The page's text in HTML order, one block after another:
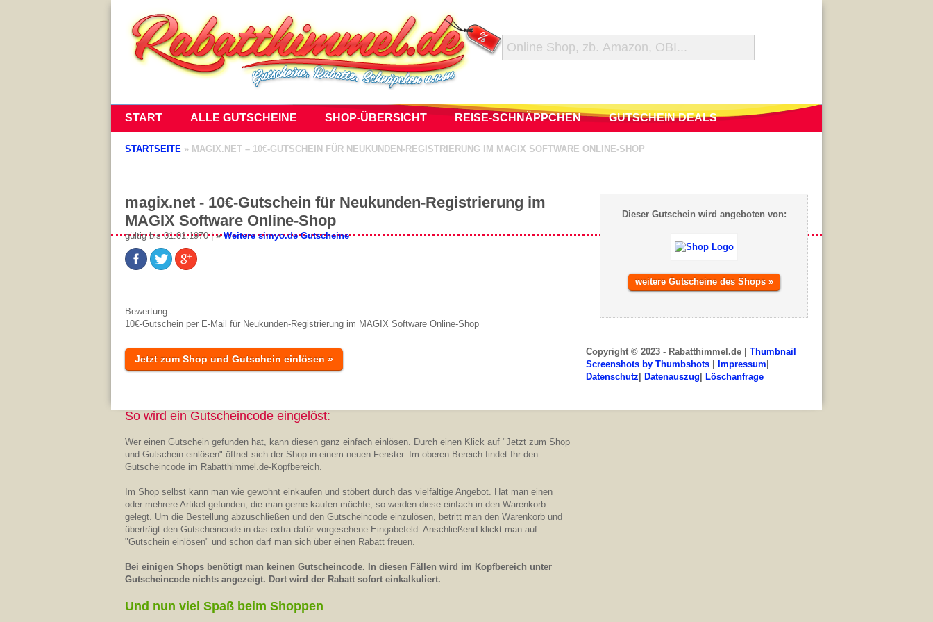
START ALLE GUTSCHEINE SHOP-ÜBERSICHT REISE-SCHNÄPPCHEN GUTSCHEIN DEALS
STARTSEITE » MAGIX.NET – 10€-GUTSCHEIN FÜR NEUKUNDEN-REGISTRIERUNG IM MAGIX SOFTWARE ONLINE-SHOP
magix.net - 10€-Gutschein für Neukunden-Registrierung im
MAGIX Software Online-Shop
gültig bis 01.01.1970 | »Weitere simyo.de Gutscheine
Bewertung
10€-Gutschein per E-Mail für Neukunden-Registrierung im MAGIX Software Online-Shop
Jetzt zum Shop und Gutschein einlösen »
So wird ein Gutscheincode eingelöst:
Wer einen Gutschein gefunden hat, kann diesen ganz einfach einlösen. Durch einen Klick auf "Jetzt zum Shop
und Gutschein einlösen" öffnet sich der Shop in einem neuen Fenster. Im oberen Bereich findet Ihr den
Gutscheincode im Rabatthimmel.de-Kopfbereich.
Im Shop selbst kann man wie gewohnt einkaufen und stöbert durch das vielfältige Angebot. Hat man einen
oder mehrere Artikel gefunden, die man gerne kaufen möchte, so werden diese einfach in den Warenkorb
gelegt. Um die Bestellung abzuschließen und den Gutscheincode einzulösen, betritt man den Warenkorb und
überträgt den Gutscheincode in das extra dafür vorgesehene Eingabefeld. Anschließend klickt man auf
"Gutschein einlösen" und schon darf man sich über einen Rabatt freuen.
Bei einigen Shops benötigt man keinen Gutscheincode. In diesen Fällen wird im Kopfbereich unter
Gutscheincode nichts angezeigt. Dort wird der Rabatt sofort einkalkuliert.
Und nun viel Spaß beim Shoppen
Dieser Gutschein wird angeboten von:
weitere Gutscheine des Shops »
Copyright © 2023 - Rabatthimmel.de | Thumbnail
Screenshots by Thumbshots
Impressum
Datenschutz
Datenauszug Löschanfrage